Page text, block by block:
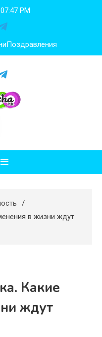
PM
Поздравления
в жизни ждут
Какие
ждут